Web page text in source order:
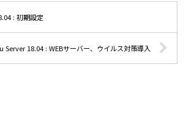
: 初期設定
Server 18.04 : WEBサーバー、ウイルス対策導入